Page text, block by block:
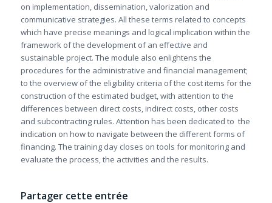
on implementation, dissemination, valorization and
communicative strategies. All these terms related to concepts
which have precise meanings and logical implication within the
framework of the development of an effective and
sustainable project. The module also enlightens the
procedures for the administrative and financial management;
to the overview of the eligibility criteria of the cost items for the
construction of the estimated budget, with attention to the
differences between direct costs, indirect costs, other costs
and subcontracting rules. Attention has been dedicated to the
indication on how to navigate between the different forms of
financing. The training day closes on tools for monitoring and
evaluate the process, the activities and the results.
Partager cette entrée